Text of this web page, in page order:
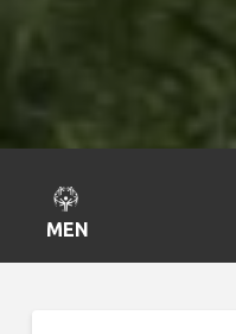
MENU